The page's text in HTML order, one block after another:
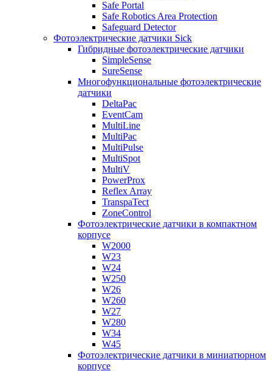
Safe Portal
Safe Robotics Area Protection
Safeguard Detector
Фотоэлектрические датчики Sick
Гибридные фотоэлектрические датчики
SimpleSense
SureSense
Многофункциональные фотоэлектрические
датчики
DeltaPac
EventCam
MultiLine
MultiPac
MultiPulse
MultiSpot
MultiV
PowerProx
Reflex Array
TranspaTect
ZoneControl
Фотоэлектрические датчики в компактном
корпусе
W2000
W23
W24
W250
W26
W260
W27
W280
W34
W45
Фотоэлектрические датчики в миниатюрном
корпусе